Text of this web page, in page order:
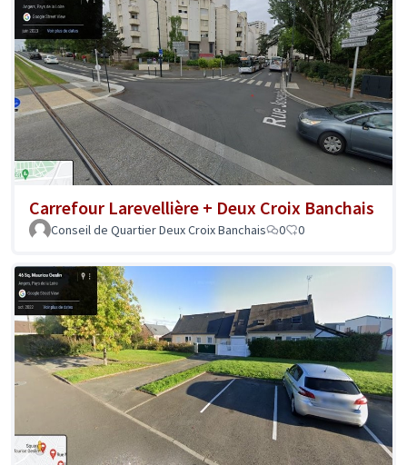
Carrefour Larevellière + Deux Croix Banchais
Conseil de Quartier Deux Croix Banchais 0 0